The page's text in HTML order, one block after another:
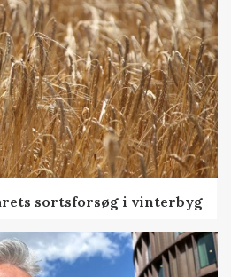
sortsforsøg i vinterbyg